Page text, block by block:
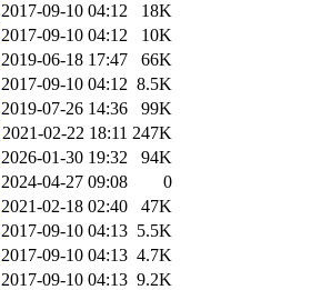
2017-09-10 04:12
18K
2017-09-10 04:12
10K
2019-06-18 17:47
66K
2017-09-10 04:12 8.5K
2019-07-26 14:36
99K
2021-02-22 18:11 247K
2026-01-30 19:32
94K
2024-04-27 09:08
0
2021-02-18 02:40
47K
2017-09-10 04:13 5.5K
2017-09-10 04:13 4.7K
2017-09-10 04:13 9.2K